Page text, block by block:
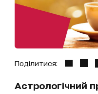
Поділитися:
Астрологічний